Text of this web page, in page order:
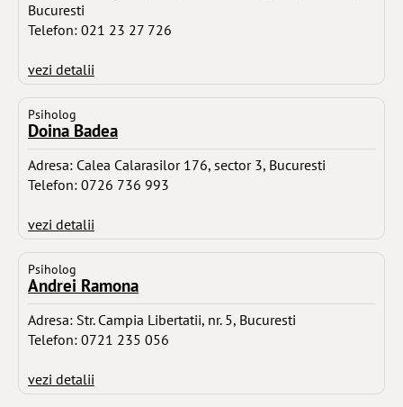
Bucuresti
Telefon: 021 23 27 726
vezi detalii
Psiholog
Doina Badea
Adresa: Calea Calarasilor 176, sector 3, Bucuresti
Telefon: 0726 736 993
vezi detalii
Psiholog
Andrei Ramona
Adresa: Str. Campia Libertatii, nr. 5, Bucuresti
Telefon: 0721 235 056
vezi detalii